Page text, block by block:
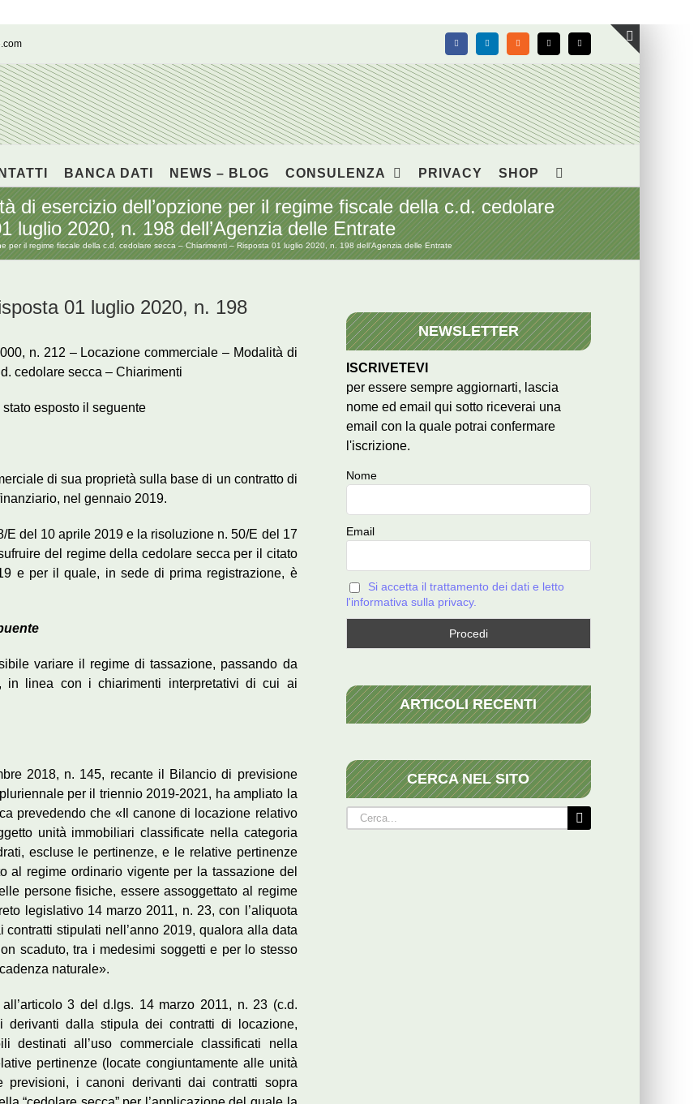
FacebookLinkedIn Rss X Email
BANCA DATI NEWS – BLOG CONSULENZA PRIVACY SHOP
di esercizio dell’opzione per il regime fiscale della c.d. cedolare
luglio 2020, n. 198 dell’Agenzia delle Entrate
per il regime fiscale della c.d. cedolare secca – Chiarimenti – Risposta 01 luglio 2020, n. 198 dell’Agenzia delle Entrate
01 luglio 2020, n. 198
n. 212 – Locazione commerciale – Modalità di
cedolare secca – Chiarimenti
esposto il seguente
di sua proprietà sulla base di un contratto di
nel gennaio 2019.
del 10 aprile 2019 e la risoluzione n. 50/E del 17
del regime della cedolare secca per il citato
e per il quale, in sede di prima registrazione, è
variare il regime di tassazione, passando da
in linea con i chiarimenti interpretativi di cui ai
2018, n. 145, recante il Bilancio di previsione
per il triennio 2019-2021, ha ampliato la
prevedendo che «Il canone di locazione relativo
unità immobiliari classificate nella categoria
escluse le pertinenze, e le relative pertinenze
al regime ordinario vigente per la tassazione del
persone fisiche, essere assoggettato al regime
legislativo 14 marzo 2011, n. 23, con l’aliquota
stipulati nell’anno 2019, qualora alla data
scaduto, tra i medesimi soggetti e per lo stesso
naturale».
3 deld.lgs. 14 marzo 2011, n. 23 (c.d.
derivanti dalla stipula dei contratti di locazione,
destinati all’uso commerciale classificati nella
pertinenze (locate congiuntamente alle unità
previsioni, i canoni derivanti dai contratti sopra
NEWSLETTER
ISCRIVETEVI
per essere sempre aggiornarti, lascia
nome ed email qui sotto riceverai una
email con la quale potrai confermare
l'iscrizione.
Nome
Email
Si accetta il trattamento dei dati e letto
l'informativa sulla privacy.
ARTICOLI RECENTI
CERCA NEL SITO
Cerca
per:
Toggle
area
barra
scorrevole